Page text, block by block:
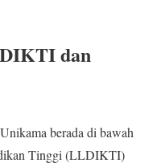
dan
berada di bawah
Tinggi (LLDIKTI)